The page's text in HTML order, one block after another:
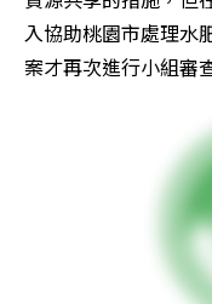
入協助桃園市處理水
案才再次進行小組審